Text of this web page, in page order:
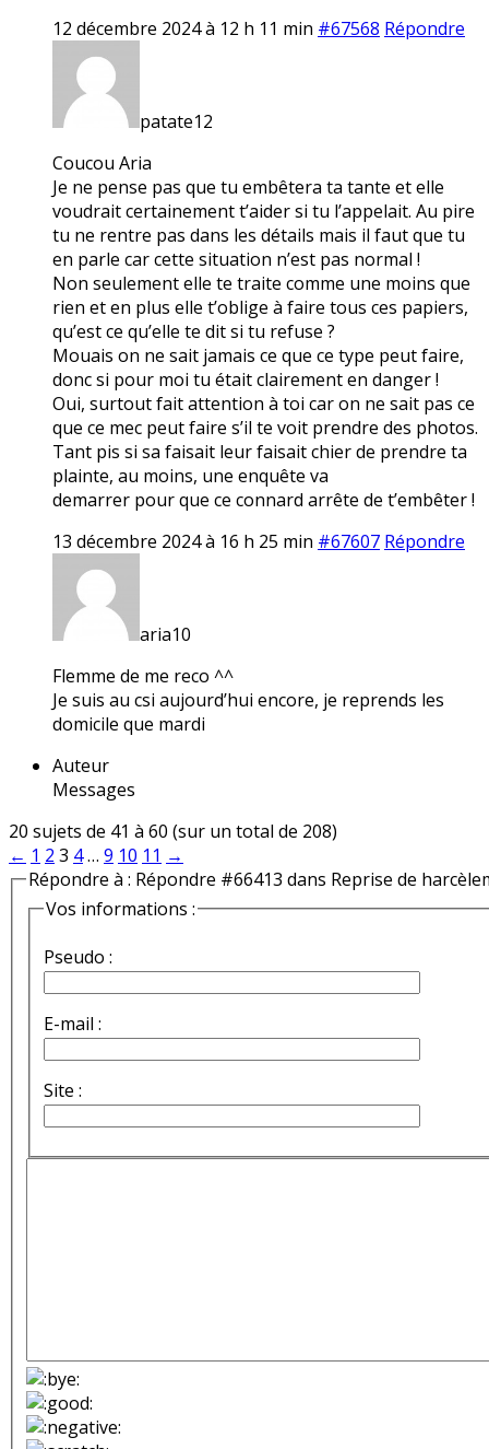
12 décembre 2024 à 12 h 11 min #67568 Répondre
patate12
Coucou Aria
Je ne pense pas que tu embêtera ta tante et elle
voudrait certainement t’aider si tu l’appelait. Au pire
tu ne rentre pas dans les détails mais il faut que tu
en parle car cette situation n’est pas normal !
Non seulement elle te traite comme une moins que
rien et en plus elle t’oblige à faire tous ces papiers,
qu’est ce qu’elle te dit si tu refuse ?
Mouais on ne sait jamais ce que ce type peut faire,
donc si pour moi tu était clairement en danger !
Oui, surtout fait attention à toi car on ne sait pas ce
que ce mec peut faire s’il te voit prendre des photos.
Tant pis si sa faisait leur faisait chier de prendre ta
plainte, au moins, une enquête va
demarrer pour que ce connard arrête de t’embêter !
13 décembre 2024 à 16 h 25 min #67607 Répondre
aria10
Flemme de me reco ^^
Je suis au csi aujourd’hui encore, je reprends les
domicile que mardi
Auteur
Messages
20 sujets de 41 à 60 (sur un total de 208)
← 1 2 3 4… 9 10 11 →
Répondre à : Répondre #66413 dans Reprise de
Vos informations :
Pseudo :
E-mail :
Site :